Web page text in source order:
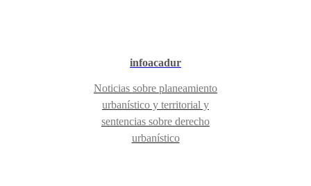
infoacadur
Noticias sobre planeamiento
urbanístico y territorial y
sentencias sobre derecho
urbanístico